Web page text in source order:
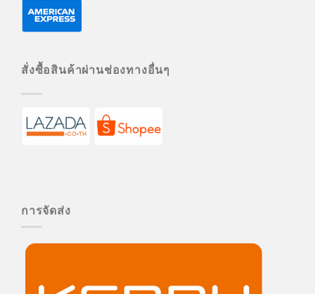
สั่งซื้อสินค้าผ่านช่องทางอื่นๆ
การจัดส่ง